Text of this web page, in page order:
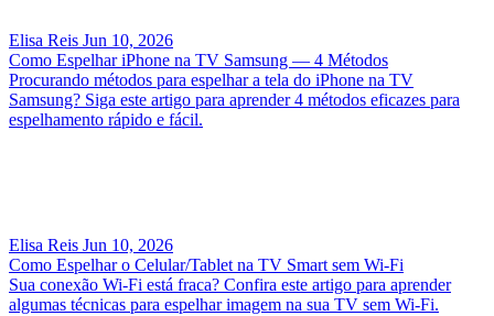
Elisa Reis Jun 10, 2026
Como Espelhar iPhone na TV Samsung — 4 Métodos
Procurando métodos para espelhar a tela do iPhone na TV
Samsung? Siga este artigo para aprender 4 métodos eficazes para
espelhamento rápido e fácil.
Elisa Reis Jun 10, 2026
Como Espelhar o Celular/Tablet na TV Smart sem Wi-Fi
Sua conexão Wi-Fi está fraca? Confira este artigo para aprender
algumas técnicas para espelhar imagem na sua TV sem Wi-Fi.